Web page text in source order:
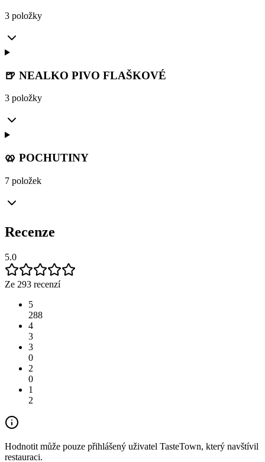
3 položky
🍺 NEALKO PIVO FLAŠKOVÉ
3 položky
🥨 POCHUTINY
7 položek
Recenze
5.0
Ze 293 recenzí
5
288
4
3
3
0
2
0
1
2
Hodnotit může pouze přihlášený uživatel TasteTown, který navštívil
restauraci.